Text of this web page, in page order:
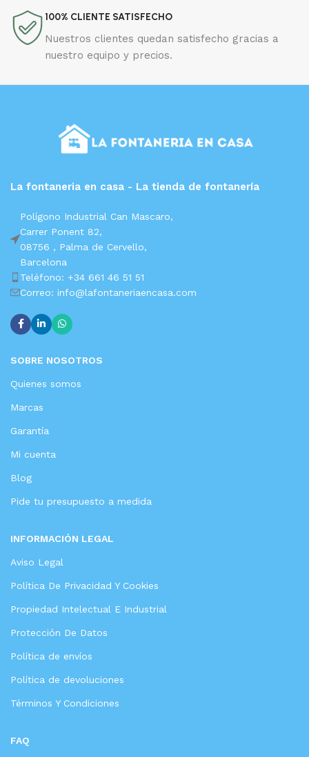
100% CLIENTE SATISFECHO
Nuestros clientes quedan satisfecho gracias a
nuestro equipo y precios.
La fontaneria en casa - La tienda de fontanería
Polígono Industrial Can Mascaro,
Carrer Ponent 82,
08756 , Palma de Cervello,
Barcelona
Teléfono: +34 661 46 51 51
Correo: info@lafontaneriaencasa.com
SOBRE NOSOTROS
Quienes somos
Marcas
Garantía
Mi cuenta
Blog
Pide tu presupuesto a medida
INFORMACIÓN LEGAL
Aviso Legal
Política De Privacidad Y Cookies
Propiedad Intelectual E Industrial
Protección De Datos
Política de envíos
Política de devoluciones
Términos Y Condiciones
FAQ